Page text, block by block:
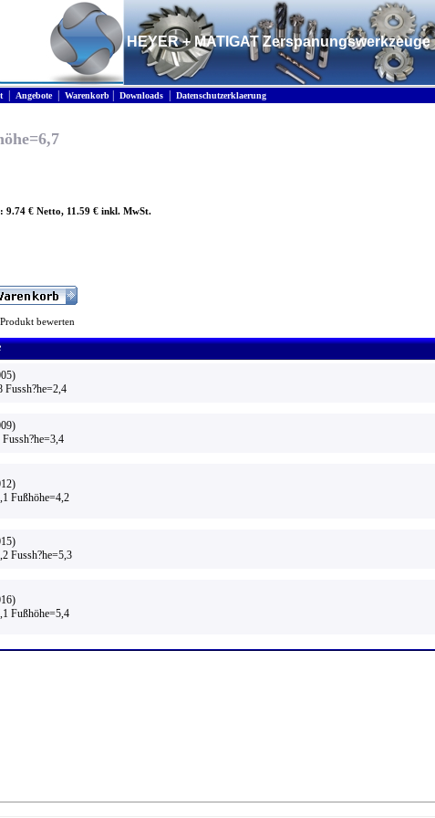
HEYER + MATIGAT Zerspanungswerkzeuge
| Angebote| Warenkorb Downloads Datenschutzerklaerung
9.74 € Netto, 11.59 € inkl. MwSt.
bewerten
Fußhöhe=4,2
Fussh?he=5,3
Fußhöhe=5,4